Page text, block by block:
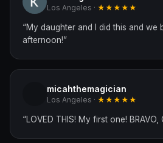
Los Angeles · ★★★★★
“My daughter and I did this and we
afternoon!”
micahthemagician
Los Angeles · ★★★★★
“LOVED THIS! My first one! BRAVO,